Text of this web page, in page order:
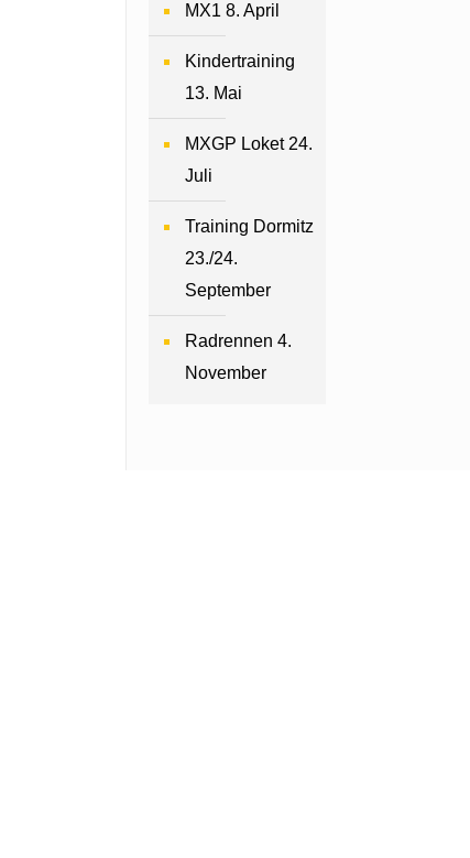
MX1 8. April
Kindertraining
13. Mai
MXGP Loket 24.
Juli
Training Dormitz
23./24.
September
Radrennen 4.
November